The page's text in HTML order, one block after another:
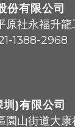
份有限公司
原社永福升
1388-2968
)有限公司
園山街道大